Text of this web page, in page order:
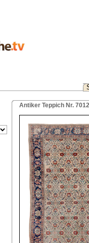
Antiker Teppich Nr.